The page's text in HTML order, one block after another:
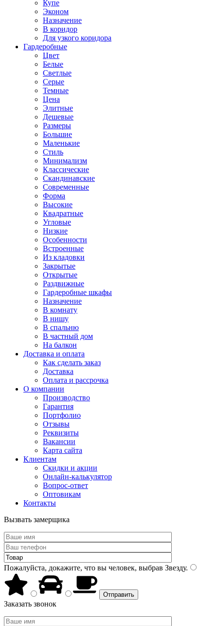
Купе
Эконом
Назначение
В коридор
Для узкого коридора
Гардеробные
Цвет
Белые
Светлые
Серые
Темные
Цена
Элитные
Дешевые
Размеры
Большие
Маленькие
Стиль
Минимализм
Классические
Скандинавские
Современные
Форма
Высокие
Квадратные
Угловые
Низкие
Особенности
Встроенные
Из кладовки
Закрытые
Открытые
Раздвижные
Гардеробные шкафы
Назначение
В комнату
В нишу
В спальню
В частный дом
На балкон
Доставка и оплата
Как сделать заказ
Доставка
Оплата и рассрочка
О компании
Производство
Гарантия
Портфолио
Отзывы
Реквизиты
Вакансии
Карта сайта
Клиентам
Скидки и акции
Онлайн-калькулятор
Вопрос-ответ
Оптовикам
Контакты
Вызвать замерщика
Пожалуйста, докажите, что вы человек, выбрав Звезду.
Заказать звонок